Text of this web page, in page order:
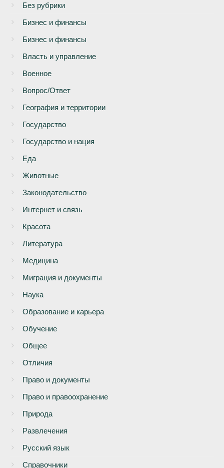
Без рубрики
Бизнеc и финансы
Бизнес и финансы
Власть и управление
Военное
Вопрос/Ответ
География и территории
Государство
Государство и нация
Еда
Животные
Законодательство
Интернет и связь
Красота
Литература
Медицина
Миграция и документы
Наука
Образование и карьера
Обучение
Общее
Отличия
Право и документы
Право и правоохранение
Природа
Развлечения
Русский язык
Справочники